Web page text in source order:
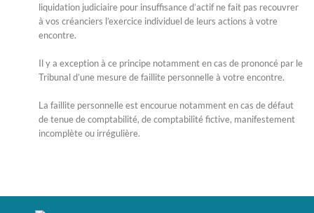
liquidation judiciaire pour insuffisance d’actif ne fait pas recouvrer
à vos créanciers l’exercice individuel de leurs actions à votre
encontre.
Il y a exception à ce principe notamment en cas de prononcé par le
Tribunal d’une mesure de faillite personnelle à votre encontre.
La faillite personnelle est encourue notamment en cas de défaut
de tenue de comptabilité, de comptabilité fictive, manifestement
incomplète ou irrégulière.